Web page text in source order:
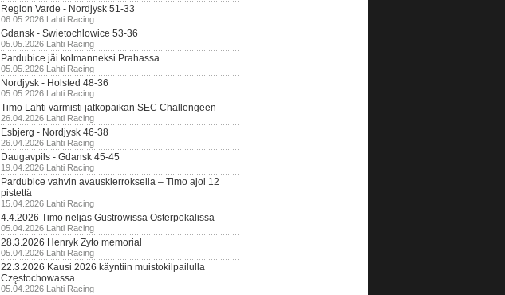
Region Varde - Nordjysk 51-33
06.05.2026 Lahti Racing
Gdansk - Swietochlowice 53-36
05.05.2026 Lahti Racing
Pardubice jäi kolmanneksi Prahassa
05.05.2026 Lahti Racing
Nordjysk - Holsted 48-36
05.05.2026 Lahti Racing
Timo Lahti varmisti jatkopaikan SEC Challengeen
26.04.2026 Lahti Racing
Esbjerg - Nordjysk 46-38
26.04.2026 Lahti Racing
Daugavpils - Gdansk 45-45
19.04.2026 Lahti Racing
Pardubice vahvin avauskierroksella – Timo ajoi 12
pistettä
15.04.2026 Lahti Racing
4.4.2026 Timo neljäs Gustrowissa Osterpokalissa
05.04.2026 Lahti Racing
28.3.2026 Henryk Zyto memorial
05.04.2026 Lahti Racing
22.3.2026 Kausi 2026 käyntiin muistokilpailulla
Częstochowassa
05.04.2026 Lahti Racing